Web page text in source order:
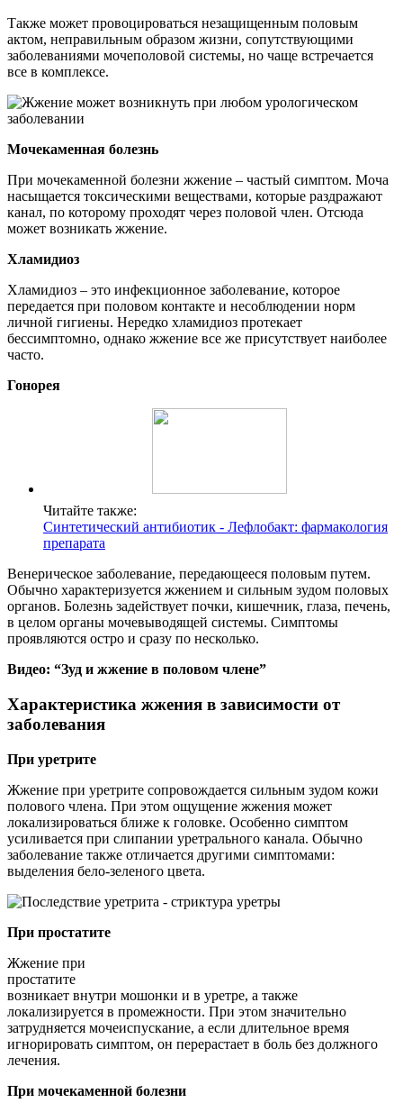
Также может провоцироваться незащищенным половым
актом, неправильным образом жизни, сопутствующими
заболеваниями мочеполовой системы, но чаще встречается
все в комплексе.
Мочекаменная болезнь
При мочекаменной болезни жжение – частый симптом. Моча
насыщается токсическими веществами, которые раздражают
канал, по которому проходят через половой член. Отсюда
может возникать жжение.
Хламидиоз
Хламидиоз – это инфекционное заболевание, которое
передается при половом контакте и несоблюдении норм
личной гигиены. Нередко хламидиоз протекает
бессимптомно, однако жжение все же присутствует наиболее
часто.
Гонорея
Читайте также:
Синтетический антибиотик - Лефлобакт: фармакология
препарата
Венерическое заболевание, передающееся половым путем.
Обычно характеризуется жжением и сильным зудом половых
органов. Болезнь задействует почки, кишечник, глаза, печень,
в целом органы мочевыводящей системы. Симптомы
проявляются остро и сразу по несколько.
Видео: “Зуд и жжение в половом члене”
Характеристика жжения в зависимости от
заболевания
При уретрите
Жжение при уретрите сопровождается сильным зудом кожи
полового члена. При этом ощущение жжения может
локализироваться ближе к головке. Особенно симптом
усиливается при слипании уретрального канала. Обычно
заболевание также отличается другими симптомами:
выделения бело-зеленого цвета.
При простатите
Жжение при
простатите
возникает внутри мошонки и в уретре, а также
локализируется в промежности. При этом значительно
затрудняется мочеиспускание, а если длительное время
игнорировать симптом, он перерастает в боль без должного
лечения.
При мочекаменной болезни